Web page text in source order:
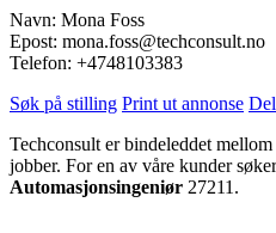
Navn: Mona Foss
Epost: mona.foss@techconsult.no
Telefon: +4748103383
Søk på stilling Print ut annonse
Techconsult er bindeleddet
jobber. For en av våre kunder
Automasjonsingeniør 27211.